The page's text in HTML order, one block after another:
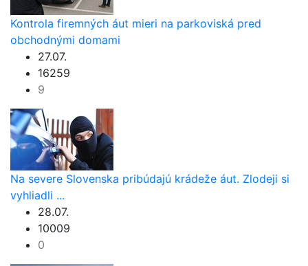
Kontrola firemných áut mieri na parkoviská pred
obchodnými domami
27.07.
16259
9
Na severe Slovenska pribúdajú krádeže áut. Zlodeji si
vyhliadli ...
28.07.
10009
0